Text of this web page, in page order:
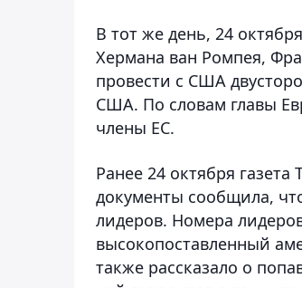
В тот же день, 24
Хермана ван Ромпея,
провести с США
США. По словам главы
члены ЕС.
Ранее 24 октября
документы сообщила,
лидеров. Номера
высокопоставленный
также рассказало о